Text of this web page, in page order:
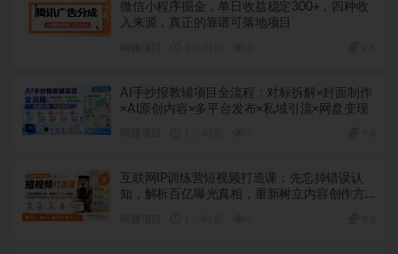
微信小程序掘金，单日收益稳定300+，四种收
入来源，真正的靠谱可落地项目
AI手抄报教辅项目全流程：对标拆解×封面制作
×AI原创内容×多平台发布×私域引流×网盘变现
互联网IP训练营短视频打造课；先忘掉错误认
知，解析百亿曝光真相，重新树立内容创作方